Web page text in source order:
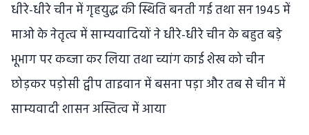
धीरे-धीरे चीन में गृहयुद्ध की स्थिति बनती गई तथा सन 1945 में
माओ के नेतृत्व में साम्यवादियों ने धीरे-धीरे चीन के बहुत बड़े
भूभाग पर कब्जा कर लिया तथा च्यांग काई शेख को चीन
छोड़कर पड़ोसी द्वीप ताइवान में बसना पड़ा और तब से चीन में
साम्यवादी शासन अस्तित्व में आया